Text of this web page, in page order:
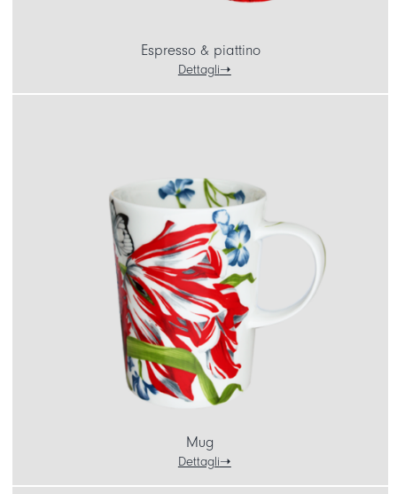
Espresso & piattino
Dettagli
Mug
Dettagli